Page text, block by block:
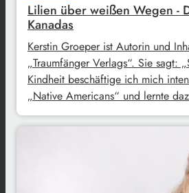
Lilien über weißen Wegen -
Kanadas
Kerstin Groeper ist Autorin und
„Traumfänger Verlags“. Sie sagt:
Kindheit beschäftige ich mich
„Native Americans“ und lernte